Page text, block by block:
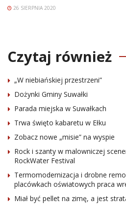
26 SIERPNIA 2020
Czytaj również
„W niebiańskiej przestrzeni”
Dożynki Gminy Suwałki
Parada miejska w Suwałkach
Trwa święto kabaretu w Ełku
Zobacz nowe „misie” na wyspie
Rock i szanty w malowniczej
RockWater Festival
Termomodernizacja i drobne
placówkach oświatowych praca
Miał być pellet na zimę, a jest